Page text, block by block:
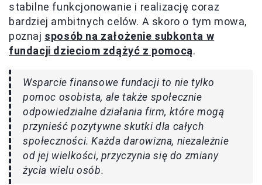
stabilne funkcjonowanie i realizację coraz
bardziej ambitnych celów. A skoro o tym mowa,
poznaj sposób na założenie subkonta w
fundacji dzieciom zdążyć z pomocą.
Wsparcie finansowe fundacji to nie tylko
pomoc osobista, ale także społecznie
odpowiedzialne działania firm, które mogą
przynieść pozytywne skutki dla całych
społeczności. Każda darowizna, niezależnie
od jej wielkości, przyczynia się do zmiany
życia wielu osób.